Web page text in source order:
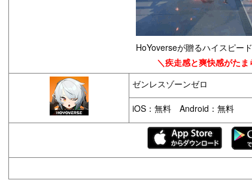
HoYoverseが贈るハイスピー
＼疾走感と爽快感がたま
ゼンレスゾーンゼロ
iOS：無料 Android：無料